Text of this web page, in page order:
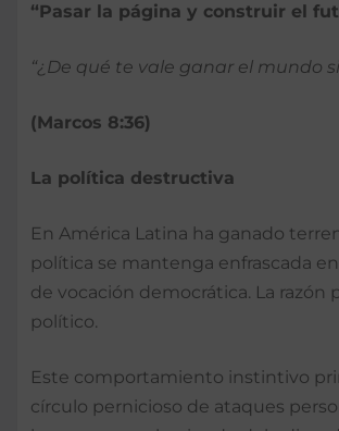
“Pasar la página y construir el
“¿De qué te vale ganar el mundo
(Marcos 8:36)
La política destructiva
En América Latina ha ganado
política se mantenga enfrascada
de vocación democrática. La
político.
Este comportamiento instintivo
círculo pernicioso de ataques